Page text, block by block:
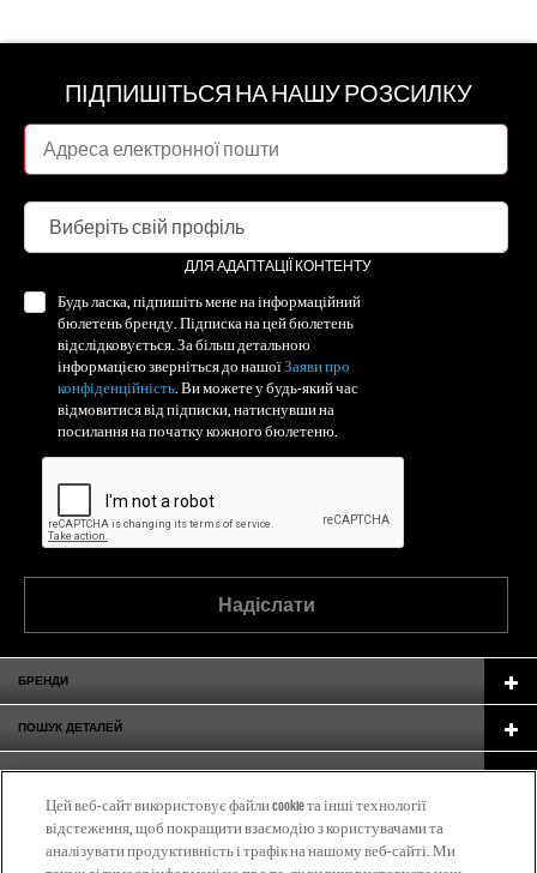
ПІДПИШІТЬСЯ НА НАШУ РОЗСИЛКУ
ДЛЯ АДАПТАЦІЇ КОНТЕНТУ
Будь ласка, підпишіть мене на інформаційний
бюлетень бренду. Підписка на цей бюлетень
відслідковується. За більш детальною
інформацією зверніться до нашоїЗаяви про
конфіденційність. Ви можете у будь-який час
відмовитися від підписки, натиснувши на
посилання на початку кожного бюлетеню.
Надіслати
БРЕНДИ
ПОШУК ДЕТАЛЕЙ
GARAGE GURUS
ПІДТРИМКА
Цей веб-сайт використовує файли cookie та інші технології
відстеження, щоб покращити взаємодію з користувачами та
аналізувати продуктивність і трафік на нашому веб-сайті. Ми